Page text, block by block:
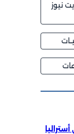
نيوز